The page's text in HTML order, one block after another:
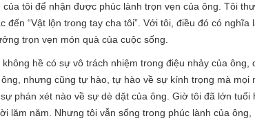
tôi để nhận được phúc lành trọn vẹn của ông. Tôi
đến “Vật lộn trong tay cha tôi”. Với tôi, điều đó có
trọn vẹn món quà của cuộc sống.
hề có sự vô trách nhiệm trong điệu nhảy của ông,
nhưng cũng tự hào, tự hào về sự kính trọng mà
phán xét nào về sự dè dặt của ông. Giờ tôi đã lớn
lăm năm. Nhưng tôi vẫn sống trong phúc lành của